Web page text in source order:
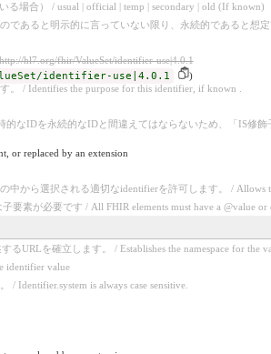
る場合） / usual | official | temp | secondary | old (If known)
あると明示的に言っていない限り、永続的であると想定
hl7.org/fhir/ValueSet/identifier-use|4.0.1
identifier-use|4.0.1
)
。 / Identifies the purpose for this identifier, if known .
的なIDを永続的なIDと間違えてはならないため、「IS修飾
or replaced by an extension
から選択される適切なidentifierを許可します。 / Allows
要素が必要です / All FHIR elements must have a @value
URLを確立します。 / Establishes the namespace for the
identifier value
Identifier.system is always case sensitive.